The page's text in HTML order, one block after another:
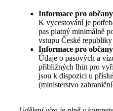
Informace pro
K vycestování je
pas platný minimálně
vstupu České
Informace pro
Údaje o pasových a
přibližných lhůt pro
jsou k dispozici u
(ministerstvo